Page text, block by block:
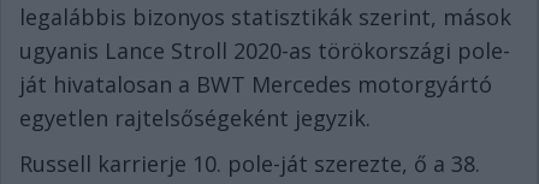
legalábbis bizonyos statisztikák szerint, mások
ugyanis Lance Stroll 2020-as törökországi pole-
ját hivatalosan a BWT Mercedes motorgyártó
egyetlen rajtelsőségeként jegyzik.
Russell karrierje 10. pole-ját szerezte, ő a 38.